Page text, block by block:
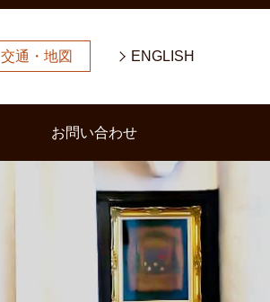
交通・地図 ENGLISH
お問い合わせ